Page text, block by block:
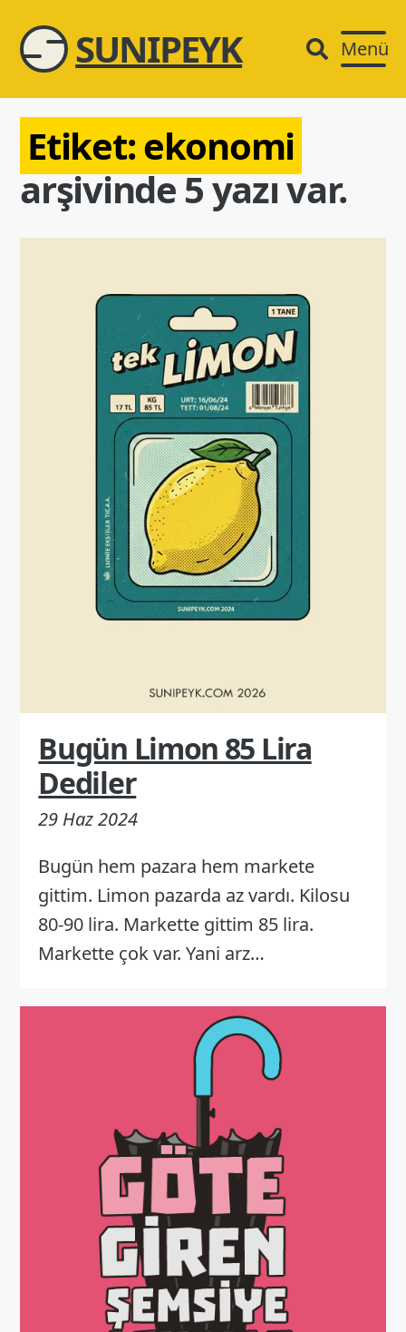
SUNIPEYK Menü
Etiket:ekonomi
arşivinde 5 yazı var.
Bugün Limon 85 Lira
Dediler
29 Haz 2024
Bugün hem pazara hem markete
gittim. Limon pazarda az vardı. Kilosu
80-90 lira. Markette gittim 85 lira.
Markette çok var. Yani arz…